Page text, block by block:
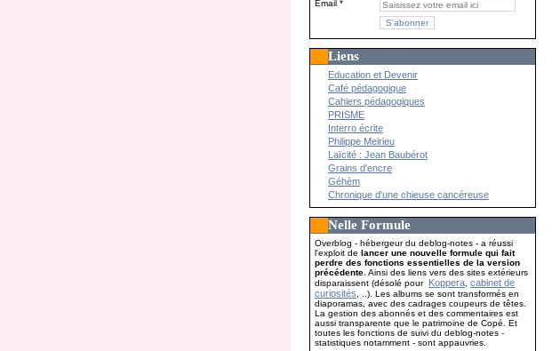
Email
Liens
Education et Devenir
Café pédagogique
Cahiers pédagogiques
PRISME
Interro écrite
Philippe Meirieu
Laïcité : Jean Baubérot
Grains d'encre
Géhèm
Chronique d'une chieuse cancéreuse
Nelle Formule
Overblog - hébergeur du deblog-notes - a réussi
l'exploit delancer une nouvelle formule qui fait
perdre des fonctions essentielles de la version
précédente . Ainsi des liens vers des sites extérieurs
disparaissent (désolé pour Koppera ,cabinet de
curiosités , ..). Les albums se sont transformés en
diaporamas, avec des cadrages coupeurs de têtes.
La gestion des abonnés et des commentaires est
aussi transparente que le patrimoine de Copé. Et
toutes les fonctions de suivi du deblog-notes -
statistiques notamment - sont appauvries.